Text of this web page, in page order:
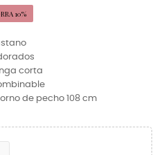
10%
corta
de pecho 108 cm